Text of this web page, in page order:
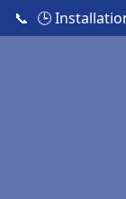
📞 🕒